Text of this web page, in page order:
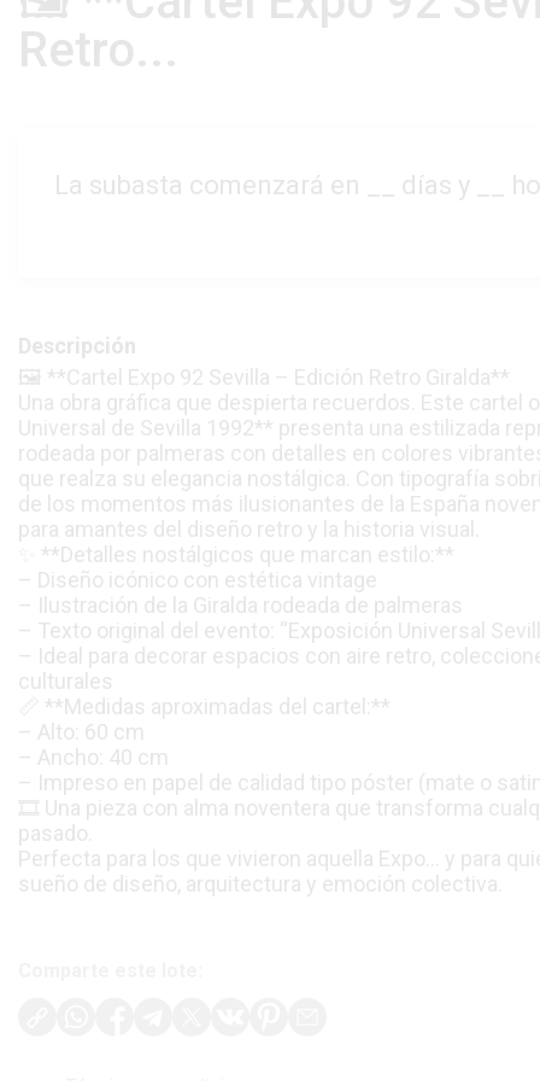
Retro...
La subasta comenzará en días y
Descripción
🖼️ **Cartel Expo 92 Sevilla – Edición Retro Giralda**
Una obra gráfica que despierta recuerdos. Este cartel
Universal de Sevilla 1992** presenta una estilizada
rodeada por palmeras con detalles en colores
que realza su elegancia nostálgica. Con tipografía
de los momentos más ilusionantes de la España
para amantes del diseño retro y la historia visual.
✨ **Detalles nostálgicos que marcan estilo:**
– Diseño icónico con estética vintage
– Ilustración de la Giralda rodeada de palmeras
– Texto original del evento: “Exposición Universal
– Ideal para decorar espacios con aire retro,
culturales
📏 **Medidas aproximadas del cartel:**
– Alto: 60 cm
– Ancho: 40 cm
– Impreso en papel de calidad tipo póster (mate o
🎞️ Una pieza con alma noventera que transforma
pasado.
Perfecta para los que vivieron aquella Expo… y para
sueño de diseño, arquitectura y emoción colectiva.